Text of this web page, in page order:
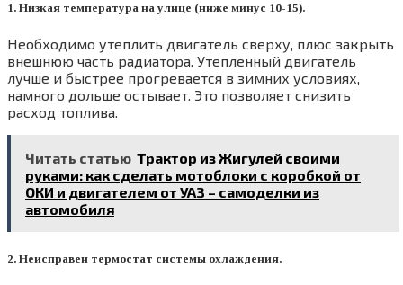
1. Низкая температура на улице (ниже минус 10-15).
Необходимо утеплить двигатель сверху, плюс закрыть
внешнюю часть радиатора. Утепленный двигатель
лучше и быстрее прогревается в зимних условиях,
намного дольше остывает. Это позволяет снизить
расход топлива.
Читать статью Трактор из Жигулей своими
руками: как сделать мотоблоки с коробкой от
ОКИ и двигателем от УАЗ – самоделки из
автомобиля
2. Неисправен термостат системы охлаждения.